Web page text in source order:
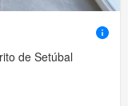
de Setúbal